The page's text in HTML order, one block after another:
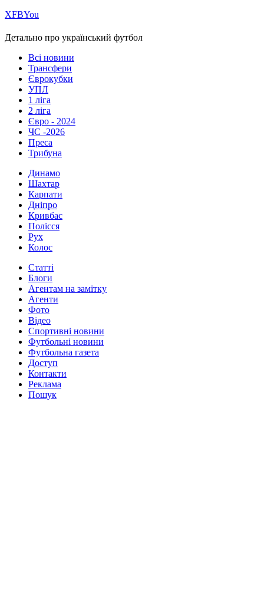
ХFBYou
Детально про український футбол
Всі новини
Трансфери
Єврокубки
УПЛ
1 ліга
2 ліга
Євро - 2024
ЧС -2026
Преса
Трибуна
Динамо
Шахтар
Карпати
Дніпро
Кривбас
Полісся
Рух
Колос
Статті
Блоги
Агентам на замітку
Агенти
Фото
Відео
Спортивні новини
Футбольні новини
Футбольна газета
Доступ
Контакти
Реклама
Пошук